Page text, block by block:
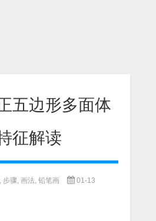
五边形多面体
征解读
, 步骤, 画法, 铅笔画 01-13